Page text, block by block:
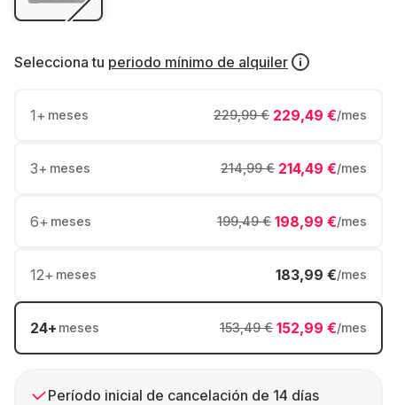
Selecciona tu periodo mínimo de alquiler
1+ meses 229,49 €/mes
229,99 €
3+ meses 214,49 €/mes
214,99 €
6+ meses 198,99 €/mes
199,49 €
12+ meses 183,99 €/mes
24+ meses 152,99 €/mes
153,49 €
Período inicial de cancelación de 14 días